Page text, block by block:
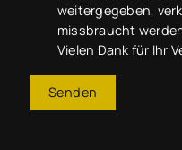
weitergegeben,
missbraucht
Vielen Dank für Ihr
Senden